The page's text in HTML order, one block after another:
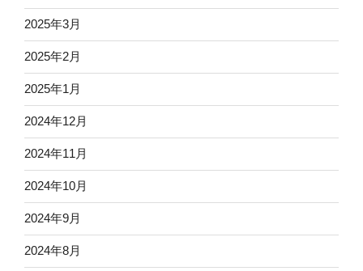
2025年3月
2025年2月
2025年1月
2024年12月
2024年11月
2024年10月
2024年9月
2024年8月